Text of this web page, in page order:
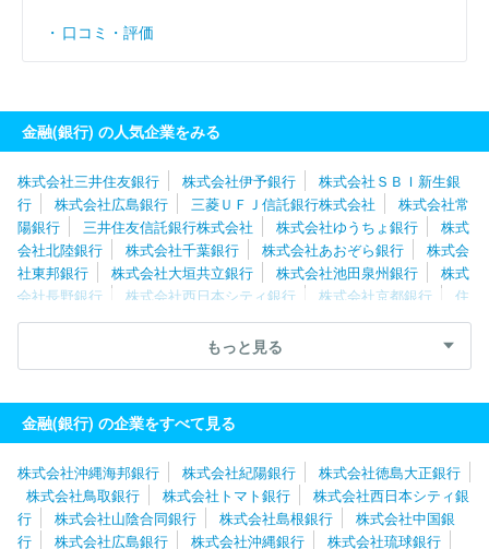
口コミ・評価
金融(銀行) の人気企業をみる
株式会社三井住友銀行 株式会社伊予銀行
株式会社ＳＢＩ新生銀
行
株式会社広島銀行 三菱ＵＦＪ信託銀行株式会社
株式会社常
陽銀行
三井住友信託銀行株式会社 株式会社ゆうちょ銀行
株式
会社北陸銀行
株式会社千葉銀行 株式会社あおぞら銀行
株式会
社東邦銀行
株式会社大垣共立銀行 株式会社池田泉州銀行
株式
会社長野銀行
株式会社西日本シティ銀行 株式会社京都銀行
住
信ＳＢＩネット銀行株式会社
株式会社東日本銀行
株式会社十六
株式会社栃木銀行
株式会社筑波銀
行
株式会社百五銀行
もっと見る
金融(銀行) の企業をすべて見る
株式会社沖縄海邦銀行 株式会社紀陽銀行
株式会社徳島大正銀行
株式会社鳥取銀行
株式会社トマト銀行
株式会社西日本シティ銀
行
株式会社山陰合同銀行 株式会社島根銀行
株式会社中国銀
行
株式会社広島銀行 株式会社沖縄銀行
株式会社琉球銀行